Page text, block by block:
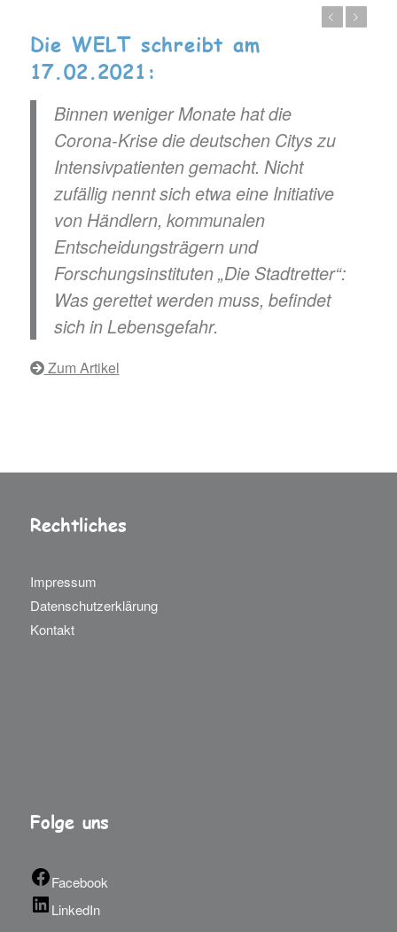
Die WELT schreibt am
17.02.2021:
Binnen weniger Monate hat die
Corona-Krise die deutschen Citys zu
Intensivpatienten gemacht. Nicht
zufällig nennt sich etwa eine Initiative
von Händlern, kommunalen
Entscheidungsträgern und
Forschungsinstituten „Die Stadtretter“:
Was gerettet werden muss, befindet
sich in Lebensgefahr.
Zum Artikel
Rechtliches
Impressum
Datenschutzerklärung
Kontakt
Folge uns
Facebook
LinkedIn